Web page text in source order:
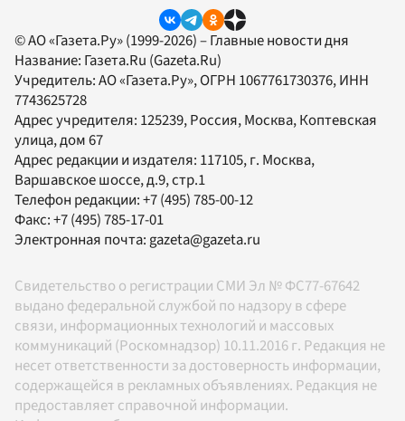
© АО «Газета.Ру» (1999-2026) – Главные новости дня
Название: Газета.Ru (Gazeta.Ru)
Учредитель:АО «Газета.Ру», ОГРН 1067761730376, ИНН
7743625728
Адрес учредителя: 125239, Россия, Москва, Коптевская
улица, дом 67
Адрес редакции и издателя: 117105, г. Москва,
Варшавское шоссе, д.9, стр.1
Телефон редакции:+7 (495) 785-00-12
Факс:+7 (495) 785-17-01
Электронная почта:gazeta@gazeta.ru
Свидетельство о регистрации СМИ Эл № ФС77-67642
выдано федеральной службой по надзору в сфере
связи, информационных технологий и массовых
коммуникаций (Роскомнадзор) 10.11.2016 г. Редакция не
несет ответственности за достоверность информации,
содержащейся в рекламных объявлениях. Редакция не
предоставляет справочной информации.